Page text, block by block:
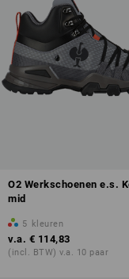
O2 Werkschoenen e.s.
mid
5 kleuren
v.a. € 114,83
(incl. BTW) v.a. 10 paar